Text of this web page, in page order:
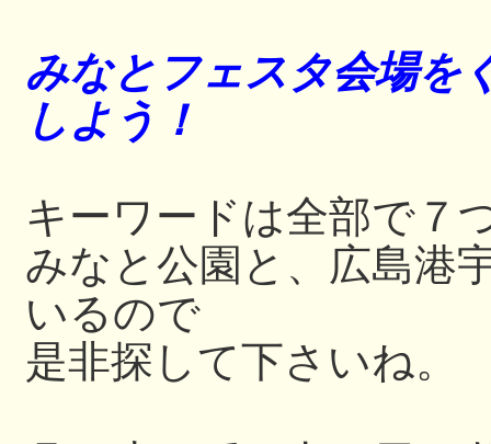
みなとフェスタ会場を
しよう！
キーワードは全部
みなと公園と、広島港
いるので
是非探して下さいね。